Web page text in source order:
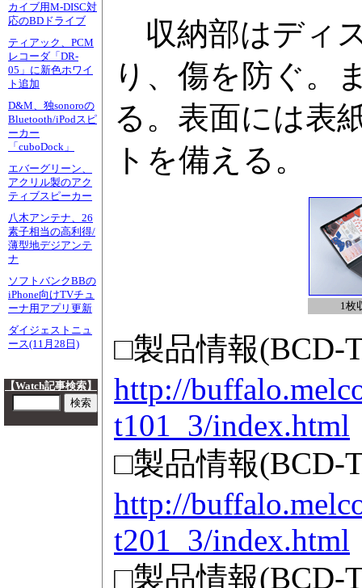
カイブ用M-DISC対
応のBDドライブ
ティアック、PCM
レコーダ「DR-
05」に新色ホワイ
ト追加
D&M、独sonoroの
Bluetooth/iPodスピ
ーカー
「cuboDock」
エバーグリーン、
アクリル製のアク
ティブスピーカー
八木アンテナ、26
素子相当の高利得/
薄型地デジアンテ
ナ
ソフトバンクBBの
iPhone向けTVチュ
ーナ用アプリ更新
ダイジェストニュ
ース(11月28日)
【Watch記事検索】
収納部はディ
り、傷を防ぐ。
る。表面には表
トを備える。
1枚
□製品情報(BCD-
http://
t101_3/index.html
□製品情報(BCD-
http://
t201_3/index.html
□製品情報(BCD-